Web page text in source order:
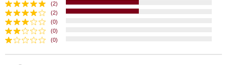
(2)
(2)
(0)
(0)
(0)